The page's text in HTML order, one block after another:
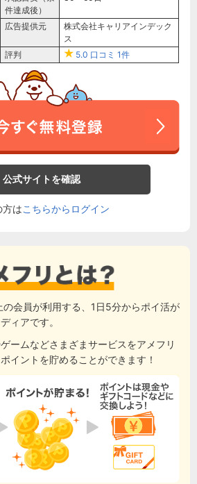
件達成後）
広告提供元
株式会社キャリアインデック
ス
評判
5.0 口コミ 1件
公式サイトを確認
方はこちらからログイン
会員が利用する、1日5分からポイ活が
ィアです。
ームなどさまざまサービスをアメフリ
イントを貯めることができます！